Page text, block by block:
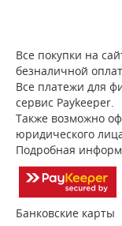
Все покупки на
безналичной
Все платежи для
сервис Paykeeper.
Также возможно
юридического
Подробная
Банковские карты